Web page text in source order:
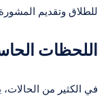
للطلاق وتقديم
اللحظات
في الكثير من